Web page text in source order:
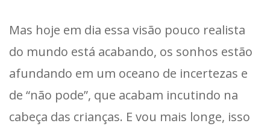
Mas hoje em dia essa visão pouco realista
do mundo está acabando, os sonhos estão
afundando em um oceano de incertezas e
de “não pode”, que acabam incutindo na
cabeça das crianças. E vou mais longe, isso